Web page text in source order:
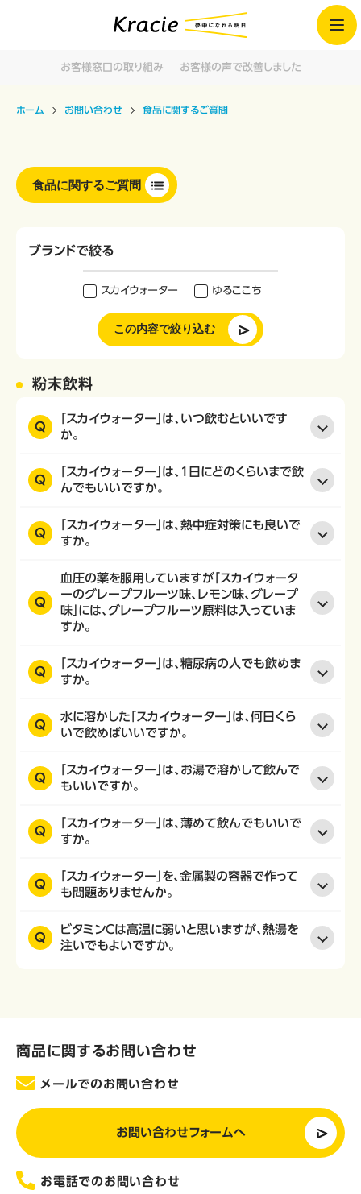
お客様窓口の取り組み お客様の声で改善しました
ホーム お問い合わせ 食品に関するご質問
食品に関するご質問
ブランドで絞る
スカイウォーター ゆるここち
この内容で絞り込む
粉末飲料
Q
「スカイウォーター」は、いつ飲むといいです
か。
Q
「スカイウォーター」は、1日にどのくらいまで飲
んでもいいですか。
Q
「スカイウォーター」は、熱中症対策にも良いで
すか。
Q
血圧の薬を服用していますが「スカイウォータ
ーのグレープフルーツ味、レモン味、グレープ
味」には、グレープフルーツ原料は入っていま
すか。
Q
「スカイウォーター」は、糖尿病の人でも飲めま
すか。
Q
水に溶かした「スカイウォーター」は、何日くら
いで飲めばいいですか。
Q
「スカイウォーター」は、お湯で溶かして飲んで
もいいですか。
Q
「スカイウォーター」は、薄めて飲んでもいいで
すか。
Q
「スカイウォーター」を、金属製の容器で作って
も問題ありませんか。
Q
ビタミンＣは高温に弱いと思いますが、熱湯を
注いでもよいですか。
商品に関するお問い合わせ
メールでのお問い合わせ
お問い合わせフォームへ
お電話でのお問い合わせ